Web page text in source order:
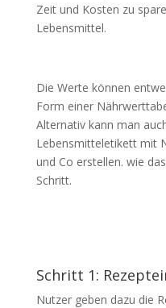
Zeit und Kosten zu
Lebensmittel.
Die Werte können
Form einer
Alternativ kann man
Lebensmitteletikett mit
und Co erstellen. wie
Schritt.
Schritt 1:
Nutzer geben dazu die